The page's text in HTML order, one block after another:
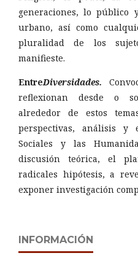
generaciones, lo
urbano, así como
pluralidad de los
manifieste.
EntreDiversidades.
reflexionan desde o
alrededor de estos
perspectivas, análisis y
Sociales y las
discusión teórica, el
radicales hipótesis, a
exponer investigación
INFORMACIÓN